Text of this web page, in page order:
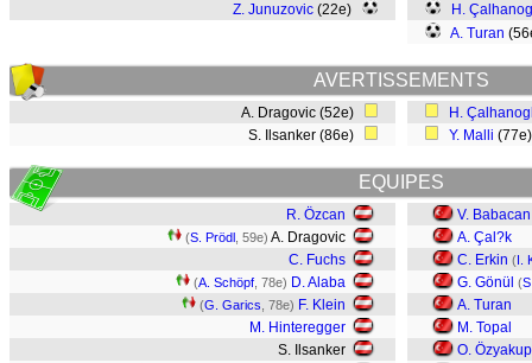
Z. Junuzovic (22e)
H.
A. Turan
AVERTISSEMENTS
A. Dragovic (52e)
S. Ilsanker (86e)
H.
Y. Malli
EQUIPES
R. Özcan
(S. Prödl , 59e) A. Dragovic
C. Fuchs
(A. Schöpf , 78e) D. Alaba
(G. Garics , 78e) F. Klein
M. Hinteregger
S. Ilsanker
V. Babacan
A. Çal?k
C. Erkin (I.
G. Gönül (
A. Turan
M. Topal
O. Özyakup